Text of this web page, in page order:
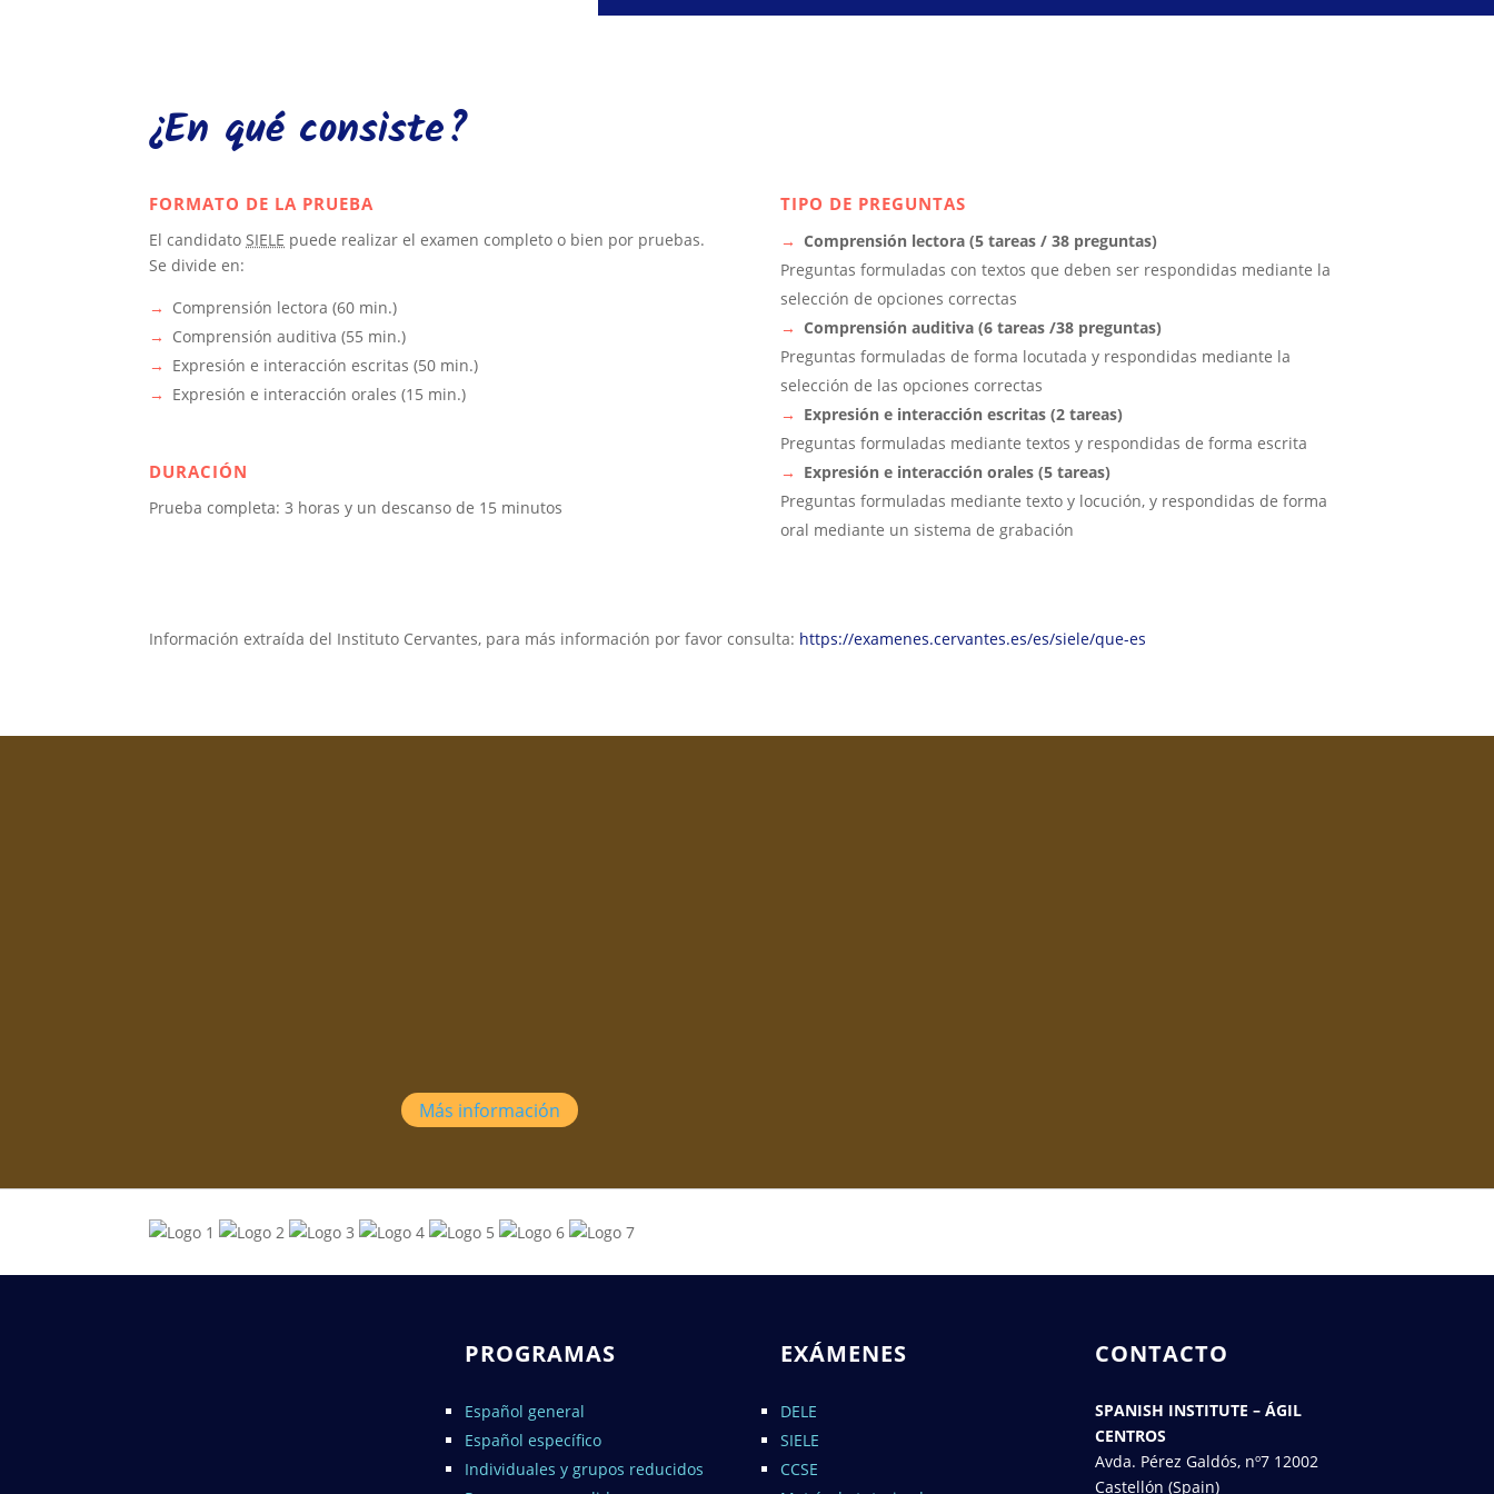
¿En qué consiste?
FORMATO DE LA PRUEBA
El candidatoSIELE puede realizar el examen completo o bien por pruebas.
Se divide en:
Comprensión lectora (60 min.)
Comprensión auditiva (55 min.)
Expresión e interacción escritas (50 min.)
Expresión e interacción orales (15 min.)
DURACIÓN
Prueba completa: 3 horas y un descanso de 15 minutos
TIPO DE PREGUNTAS
Comprensión lectora (5 tareas / 38 preguntas)
Preguntas formuladas con textos que deben ser respondidas mediante la
selección de opciones correctas
Comprensión auditiva (6 tareas /38 preguntas)
Preguntas formuladas de forma locutada y respondidas mediante la
selección de las opciones correctas
Expresión e interacción escritas (2 tareas)
Preguntas formuladas mediante textos y respondidas de forma escrita
Expresión e interacción orales (5 tareas)
Preguntas formuladas mediante texto y locución, y respondidas de forma
oral mediante un sistema de grabación
Información extraída del Instituto Cervantes, para más información por favor consulta: https://examenes.cervantes.es/es/siele/que-es
Más información
PROGRAMAS
Español general
Español específico
Individuales y grupos reducidos
EXÁMENES
DELE
SIELE
CCSE
CONTACTO
SPANISH INSTITUTE – ÁGIL
CENTROS
Avda. Pérez Galdós, nº7 12002
Castellón (Spain)